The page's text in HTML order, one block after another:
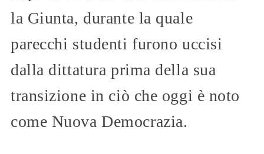
la Giunta, durante la quale
parecchi studenti furono uccisi
dalla dittatura prima della sua
transizione in ciò che oggi è noto
come Nuova Democrazia.